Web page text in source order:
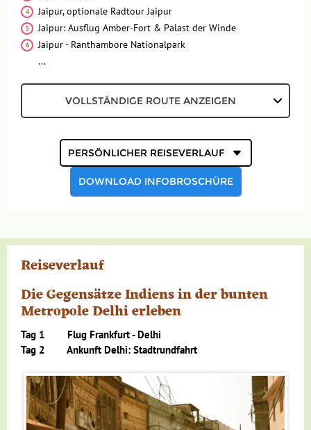
Anforderungsprofil
Reisebegleitung
Jaipur, optionale Radtour Jaipur
Jaipur: Ausflug Amber-Fort & Palast der Winde
Jaipur - Ranthambore Nationalpark
...
VOLLSTÄNDIGE ROUTE ANZEIGEN
Reiseverlauf
DOWNLOAD INFOBROSCHÜRE
Reiseverlauf
Die Gegensätze Indiens in der bunten
Metropole Delhi erleben
Tag 1 Flug Frankfurt - Delhi
Tag 2 Ankunft Delhi: Stadtrundfahrt